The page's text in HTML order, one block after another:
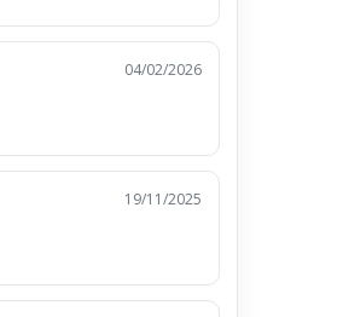
04/02/2026
19/11/2025